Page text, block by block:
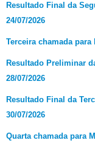
Resultado Final da
24/07/2026
Terceira chamada para
Resultado Preliminar
28/07/2026
Resultado Final da
30/07/2026
Quarta chamada para